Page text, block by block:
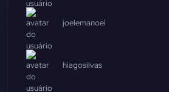
joelemanoel
hiagosilvas